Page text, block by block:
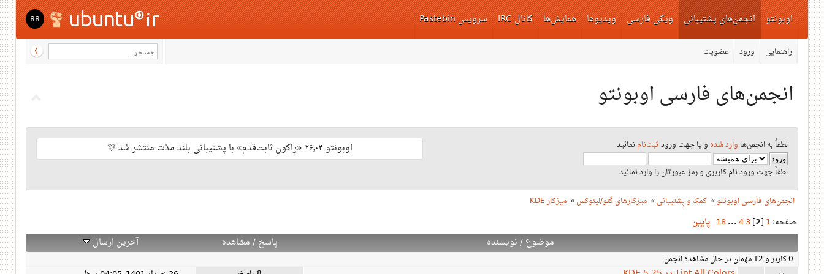
اوبونتو انجمن‌های پشتیبانی
راهنمایی ورود عضویت
ویکی فارسی ویدیوها همایش‌ها کانال IRC سرویس Pastebin 88
انجمن‌های فارسی اوبونتو
لطفاً به انجمن‌ها وارد شده و یا جهت ورودثبت‌نامنمائید
لطفاً جهت ورود نام کاربری و رمز عبورتان را وارد نمائید
اوبونتو ۲۶٫۰۴ «راکون ثابت‌قدم» با پشتیبانی بلند مدّت منتشر شد 🎊
انجمن‌های فارسی اوبونتو» کمک و پشتیبانی» میزکارهای گنو/لینوکس» میزکار KDE
صفحه: 1
[
2
]
3
4
...
18 پایین
موضوع/نویسنده پاسخ/مشاهده آخرین ارسال
0 کاربر و 12 مهمان در حال مشاهده انجمن